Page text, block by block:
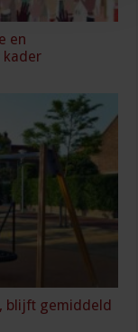
en
kader
blijft gemiddeld